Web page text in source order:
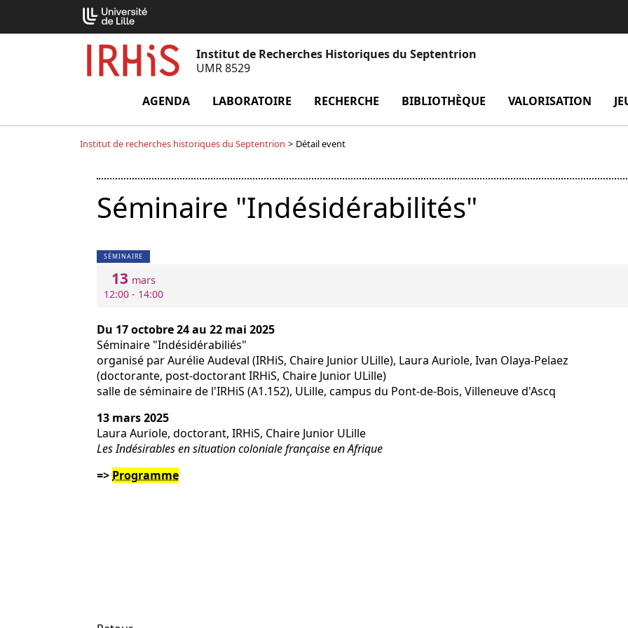
contenu
Institut de Recherches Historiques du Septentrion
UMR 8529
AGENDA LABORATOIRE menu Laboratoire
RECHERCHE menu Recherche
BIBLIOTHÈQUE menu Bibliothèque
VALORISATION
Institut de recherches historiques du Septentrion > Détail event
Séminaire "Indésidérabilités"
SÉMINAIRE
13 mars
12:00 - 14:00
Du 17 octobre 24 au 22 mai 2025
Séminaire "Indésidérabiliés"
organisé par Aurélie Audeval (IRHiS, Chaire Junior ULille), Laura Auriole, Ivan Olaya-Pelaez
(doctorante, post-doctorant IRHiS, Chaire Junior ULille)
salle de séminaire de l'IRHiS (A1.152), ULille, campus du Pont-de-Bois, Villeneuve d'Ascq
13 mars 2025
Laura Auriole, doctorant, IRHiS, Chaire Junior ULille
Les Indésirables en situation coloniale française en Afrique
=> Programme
Cookies management panel